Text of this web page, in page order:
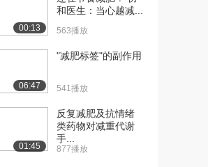
00:13
和医生：当心越减...
563播放
06:47
"减肥标签"的副作用
541播放
01:45
反复减肥及抗情绪
类药物对减重代谢
手...
877播放